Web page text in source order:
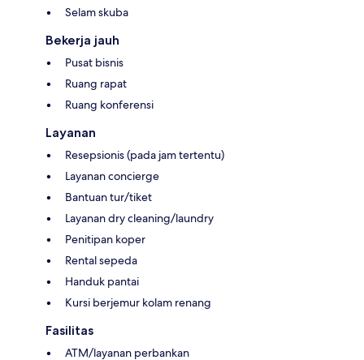
Selam skuba
Bekerja jauh
Pusat bisnis
Ruang rapat
Ruang konferensi
Layanan
Resepsionis (pada jam tertentu)
Layanan concierge
Bantuan tur/tiket
Layanan dry cleaning/laundry
Penitipan koper
Rental sepeda
Handuk pantai
Kursi berjemur kolam renang
Fasilitas
ATM/layanan perbankan